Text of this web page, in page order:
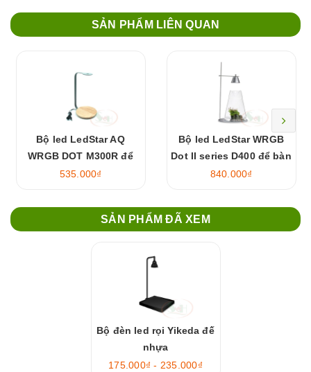
SẢN PHẨM LIÊN QUAN
Bộ led LedStar AQ
WRGB DOT M300R để
bàn
535.000₫
Bộ led LedStar WRGB
Dot II series D400 để bàn
840.000₫
SẢN PHẨM ĐÃ XEM
Bộ đèn led rọi Yikeda đế
nhựa
175.000₫ - 235.000₫